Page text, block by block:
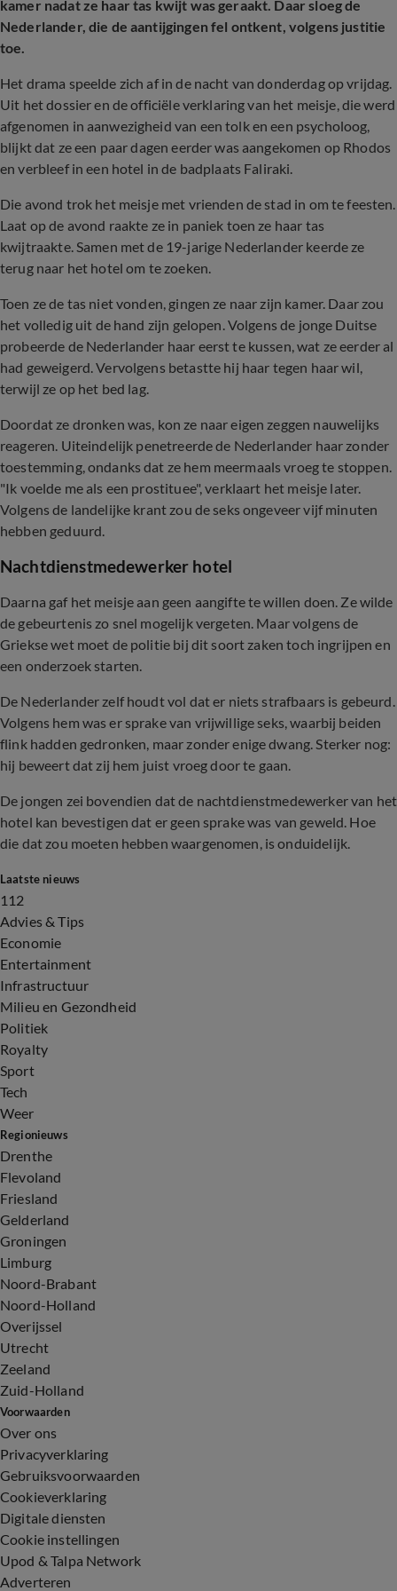
kamer nadat ze haar tas kwijt was geraakt. Daar sloeg de
Nederlander, die de aantijgingen fel ontkent, volgens justitie
toe.
Het drama speelde zich af in de nacht van donderdag op vrijdag.
Uit het dossier en de officiële verklaring van het meisje, die werd
afgenomen in aanwezigheid van een tolk en een psycholoog,
blijkt dat ze een paar dagen eerder was aangekomen op Rhodos
en verbleef in een hotel in de badplaats Faliraki.
Die avond trok het meisje met vrienden de stad in om te feesten.
Laat op de avond raakte ze in paniek toen ze haar tas
kwijtraakte. Samen met de 19-jarige Nederlander keerde ze
terug naar het hotel om te zoeken.
Toen ze de tas niet vonden, gingen ze naar zijn kamer. Daar zou
het volledig uit de hand zijn gelopen. Volgens de jonge Duitse
probeerde de Nederlander haar eerst te kussen, wat ze eerder al
had geweigerd. Vervolgens betastte hij haar tegen haar wil,
terwijl ze op het bed lag.
Doordat ze dronken was, kon ze naar eigen zeggen nauwelijks
reageren. Uiteindelijk penetreerde de Nederlander haar zonder
toestemming, ondanks dat ze hem meermaals vroeg te stoppen.
"Ik voelde me als een prostituee", verklaart het meisje later.
Volgens de landelijke krant zou de seks ongeveer vijf minuten
hebben geduurd.
Nachtdienstmedewerker hotel
Daarna gaf het meisje aan geen aangifte te willen doen. Ze wilde
de gebeurtenis zo snel mogelijk vergeten. Maar volgens de
Griekse wet moet de politie bij dit soort zaken toch ingrijpen en
een onderzoek starten.
De Nederlander zelf houdt vol dat er niets strafbaars is gebeurd.
Volgens hem was er sprake van vrijwillige seks, waarbij beiden
flink hadden gedronken, maar zonder enige dwang. Sterker nog:
hij beweert dat zij hem juist vroeg door te gaan.
De jongen zei bovendien dat de nachtdienstmedewerker van het
hotel kan bevestigen dat er geen sprake was van geweld. Hoe
die dat zou moeten hebben waargenomen, is onduidelijk.
Laatste nieuws
112
Advies & Tips
Economie
Entertainment
Infrastructuur
Milieu en Gezondheid
Politiek
Royalty
Sport
Tech
Weer
Regionieuws
Drenthe
Flevoland
Friesland
Gelderland
Groningen
Limburg
Noord-Brabant
Noord-Holland
Overijssel
Utrecht
Zeeland
Zuid-Holland
Voorwaarden
Over ons
Privacyverklaring
Gebruiksvoorwaarden
Cookieverklaring
Digitale diensten
Cookie instellingen
Upod & Talpa Network
Adverteren